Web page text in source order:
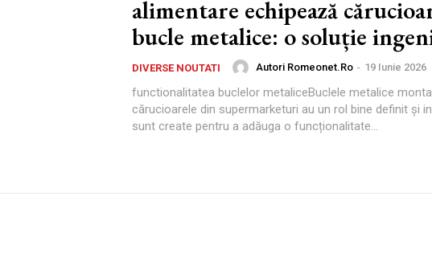
alimentare echipează
bucle metalice: o soluție
DIVERSE NOUTATI Autori Romeonet.ro - 19 Iunie 2026
functionalitatea buclelor metaliceBuclele metalice
cărucioarele din supermarketuri au un rol bine definit și
sunt create pentru a adăuga o funcționalitate...